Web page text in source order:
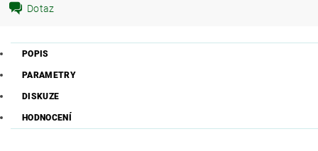
Dotaz
POPIS
PARAMETRY
DISKUZE
HODNOCENÍ